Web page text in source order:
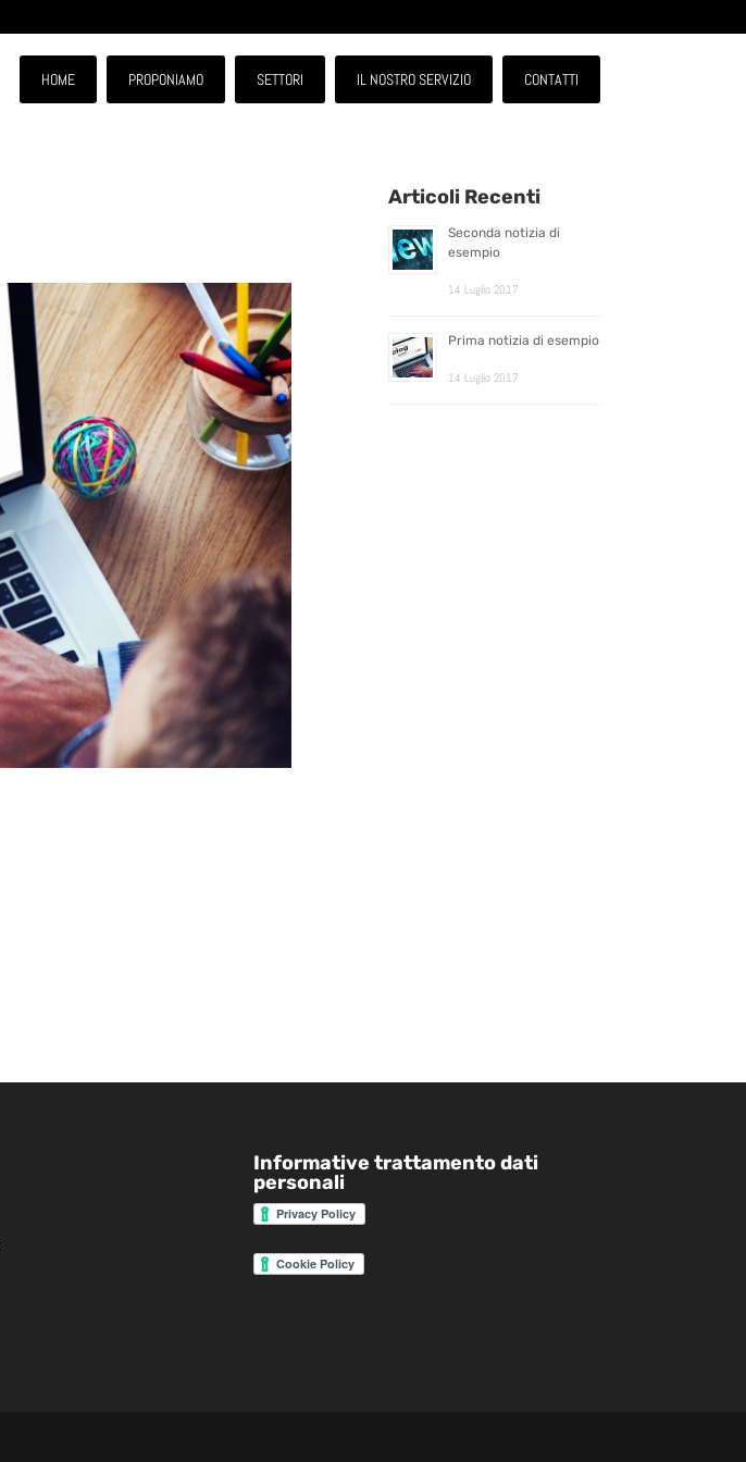
HOME PROPONIAMO SETTORI IL NOSTRO SERVIZIO CONTATTI
Articoli Recenti
Seconda notizia di
esempio
14 Luglio 2017
Prima notizia di esempio
14 Luglio 2017
Informative trattamento dati
personali